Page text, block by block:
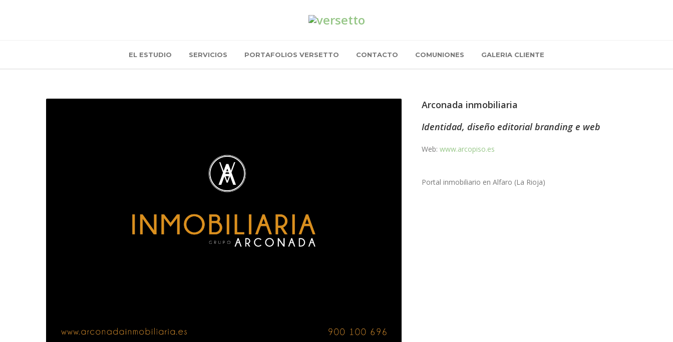
EL ESTUDIO SERVICIOS PORTAFOLIOS VERSETTO CONTACTO COMUNIONES GALERIA CLIENTE
Arconada inmobiliaria
Identidad, diseño editorial branding e web
Web: www.arcopiso.es
Portal inmobiliario en Alfaro (La Rioja)